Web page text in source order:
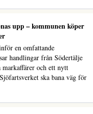
upp – kommunen köper
en omfattande
handlingar från Södertälje
och ett nytt
ska bana väg för